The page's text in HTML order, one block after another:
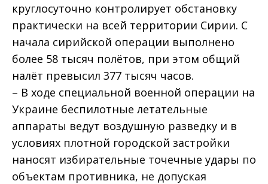
круглосуточно контролирует обстановку
практически на всей территории Сирии. С
начала сирийской операции выполнено
более 58 тысяч полётов, при этом общий
налёт превысил 377 тысяч часов.
– В ходе специальной военной операции на
Украине беспилотные летательные
аппараты ведут воздушную разведку и в
условиях плотной городской застройки
наносят избирательные точечные удары по
объектам противника, не допуская